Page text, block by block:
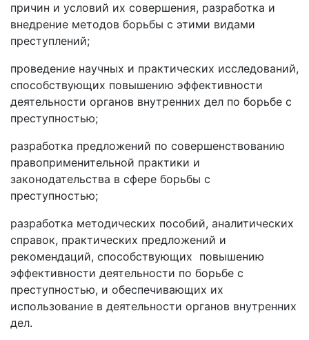
причин и условий их совершения, разработка и
внедрение методов борьбы с этими видами
преступлений;
проведение научных и практических исследований,
способствующих повышению эффективности
деятельности органов внутренних дел по борьбе с
преступностью;
разработка предложений по совершенствованию
правоприменительной практики и
законодательства в сфере борьбы с
преступностью;
разработка методических пособий, аналитических
справок, практических предложений и
рекомендаций, способствующих повышению
эффективности деятельности по борьбе с
преступностью, и обеспечивающих их
использование в деятельности органов внутренних
дел.